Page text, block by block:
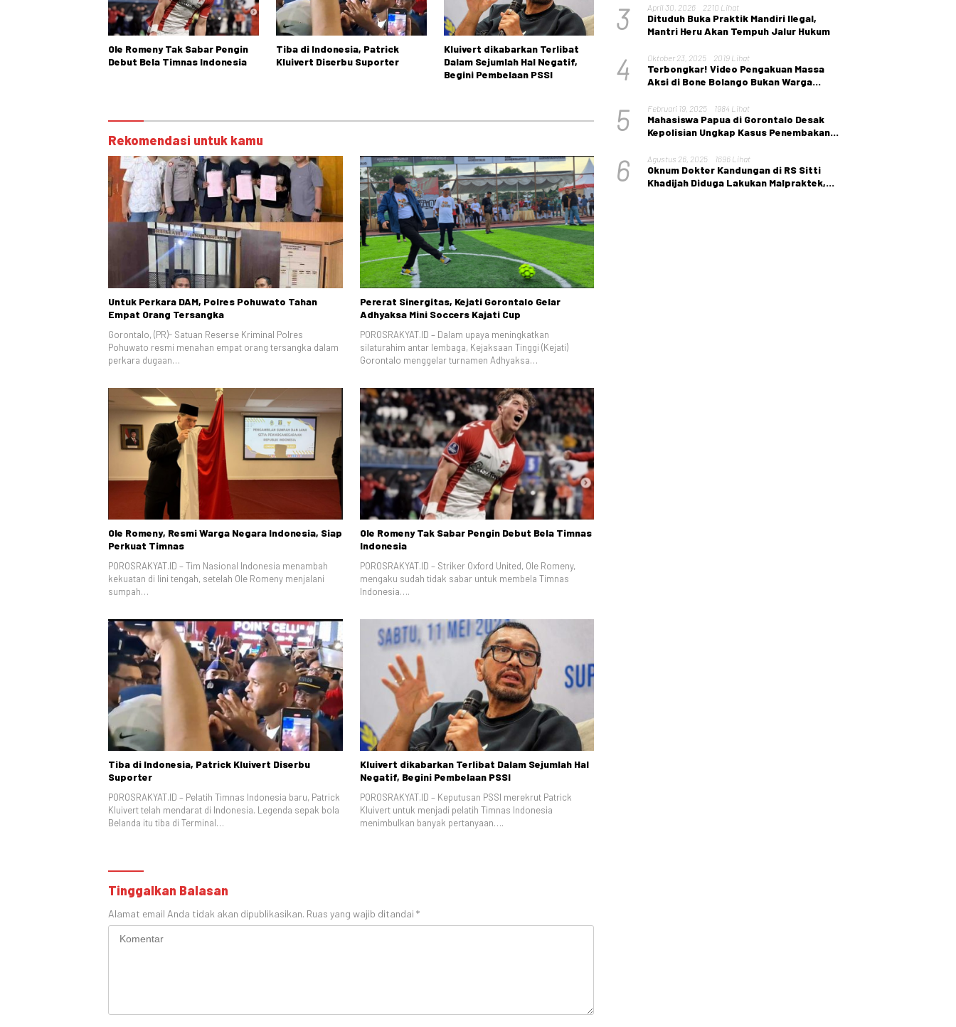
Ole Romeny Tak Sabar Pengin
Debut Bela Timnas Indonesia
Tiba di Indonesia, Patrick
Kluivert Diserbu Suporter
Kluivert dikabarkan Terlibat
Dalam Sejumlah Hal Negatif,
Begini Pembelaan PSSI
Rekomendasi untuk kamu
Untuk Perkara DAM, Polres Pohuwato Tahan
Empat Orang Tersangka
Gorontalo, (PR)- Satuan Reserse Kriminal Polres
Pohuwato resmi menahan empat orang tersangka dalam
perkara dugaan…
Pererat Sinergitas, Kejati Gorontalo Gelar
Adhyaksa Mini Soccers Kajati Cup
POROSRAKYAT.ID – Dalam upaya meningkatkan
silaturahim antar lembaga, Kejaksaan Tinggi (Kejati)
Gorontalo menggelar turnamen Adhyaksa…
Ole Romeny, Resmi Warga Negara Indonesia, Siap
Perkuat Timnas
POROSRAKYAT.ID – Tim Nasional Indonesia menambah
kekuatan di lini tengah, setelah Ole Romeny menjalani
sumpah…
Ole Romeny Tak Sabar Pengin Debut Bela Timnas
Indonesia
POROSRAKYAT.ID – Striker Oxford United, Ole Romeny,
mengaku sudah tidak sabar untuk membela Timnas
Indonesia….
Tiba di Indonesia, Patrick Kluivert Diserbu
Suporter
POROSRAKYAT.ID – Pelatih Timnas Indonesia baru, Patrick
Kluivert telah mendarat di Indonesia. Legenda sepak bola
Belanda itu tiba di Terminal…
Kluivert dikabarkan Terlibat Dalam Sejumlah Hal
Negatif, Begini Pembelaan PSSI
POROSRAKYAT.ID – Keputusan PSSI merekrut Patrick
Kluivert untuk menjadi pelatih Timnas Indonesia
menimbulkan banyak pertanyaan….
Tinggalkan Balasan
Alamat email Anda tidak akan dipublikasikan. Ruas yang wajib ditandai *
3 April 30, 2026 2210 Lihat
Dituduh Buka Praktik Mandiri Ilegal,
Mantri Heru Akan Tempuh Jalur Hukum
4 Oktober 23, 2025 2019 Lihat
Terbongkar! Video Pengakuan Massa
Aksi di Bone Bolango Bukan Warga
5 Februari 19, 2025 1984 Lihat
Mahasiswa Papua di Gorontalo Desak
Kepolisian Ungkap Kasus Penembakan
6 Agustus 26, 2025 1696 Lihat
Oknum Dokter Kandungan di RS Sitti
Khadijah Diduga Lakukan Malpraktek,